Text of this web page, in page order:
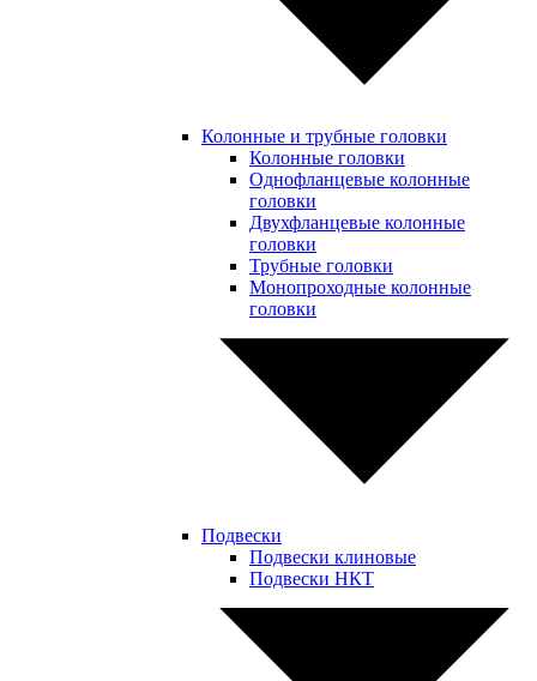
Колонные и трубные головки
Колонные головки
Однофланцевые колонные
головки
Двухфланцевые колонные
головки
Трубные головки
Монопроходные колонные
головки
Подвески
Подвески клиновые
Подвески НКТ